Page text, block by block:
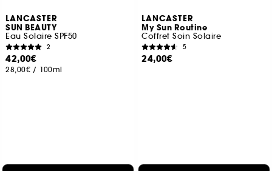
LANCASTER
SUN BEAUTY
Eau Solaire SPF50
2
42,00€
28,00€ / 100ml
LANCASTER
My Sun Routine
Coffret Soin Solaire
5
24,00€